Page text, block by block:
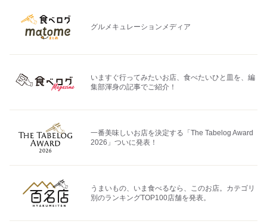
グルメキュレーションメディア
いますぐ行ってみたいお店、食べたいひと皿を、編
集部渾身の記事でご紹介！
一番美味しいお店を決定する「The Tabelog Award
2026」ついに発表！
うまいもの、いま食べるなら、このお店。カテゴリ
別のランキングTOP100店舗を発表。